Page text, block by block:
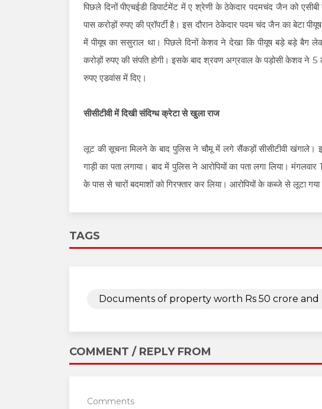
पिछले दिनों पीएचईडी डिपार्टमेंट में ए श्रेणी के ठेकेदार पदमचंद जैन को
पास करोड़ों रुपए की प्रॉपर्टी है। इस दौरान ठेकेदार पदम चंद जैन का बेटा
में पीयूष का ससुराल था। पिछले दिनों केशव ने देखा कि पीयूष बड़े बड़े
करोड़ों रुपए की संपति होगी। इसके बाद श्रवण अग्रवाल के पड़ोसी केशव ने
रुपए एडवांस में दिए।
सीसीटीवी में दिखी संदिग्ध क्रेटा से खुला राज
लूट की सूचना मिलने के बाद पुलिस ने चौमू में लगे सैंकड़ों सीसीटीवी
गाड़ी का पता लगाया। बाद में पुलिस ने आरोपियों का पता लगा लिया।
के पास से चारों बदमाशों को गिरफ्तार कर लिया। आरोपियों के कब्जे से लूटा गया
TAGS
Documents of property worth Rs 50 crore and
COMMENT / REPLY FROM
Comments